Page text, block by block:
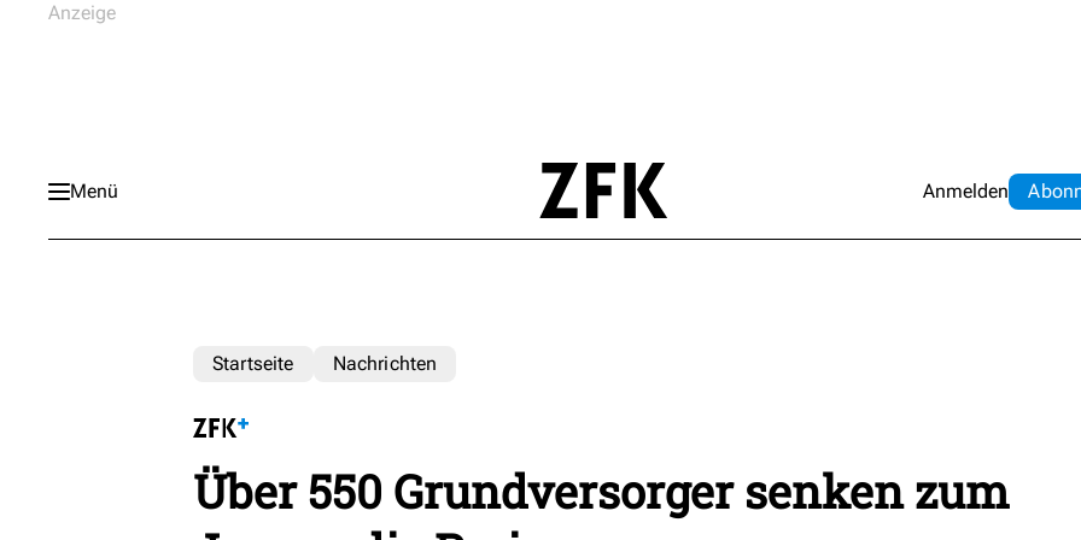
Menü Anmelden Abo
Startseite Nachrichten
Über 550 Grundversorger senken zum